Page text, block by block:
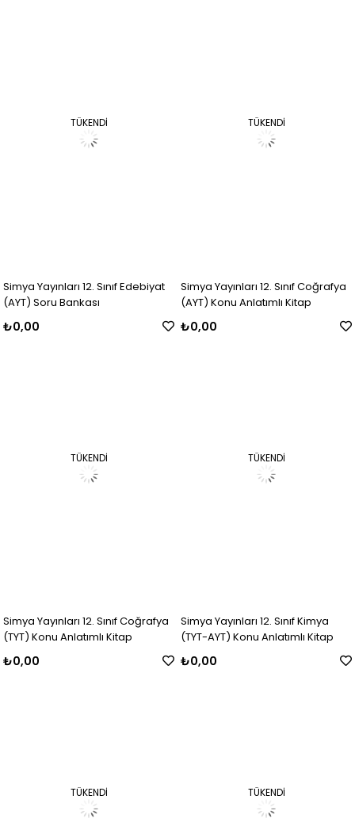
TÜKENDI
Simya Yayınları 12. Sınıf Edebiyat
(AYT) Soru Bankası
₺0,00
TÜKENDI
Simya Yayınları 12. Sınıf Coğrafya
(AYT) Konu Anlatımlı Kitap
₺0,00
TÜKENDI
Simya Yayınları 12. Sınıf Coğrafya
(TYT) Konu Anlatımlı Kitap
₺0,00
TÜKENDI
Simya Yayınları 12. Sınıf Kimya
(TYT-AYT) Konu Anlatımlı Kitap
₺0,00
TÜKENDI TÜKENDI